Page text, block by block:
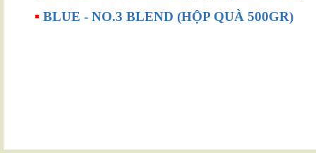
▪ BLUE - NO.3 BLEND (HỘP QUÀ 500GR)